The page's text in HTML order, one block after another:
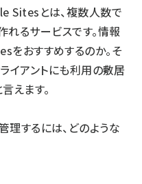
Sitesとは、複数人数で
るサービスです。情報
おすすめするのか。そ
イアントにも利用の敷居
えます。
するには、どのような